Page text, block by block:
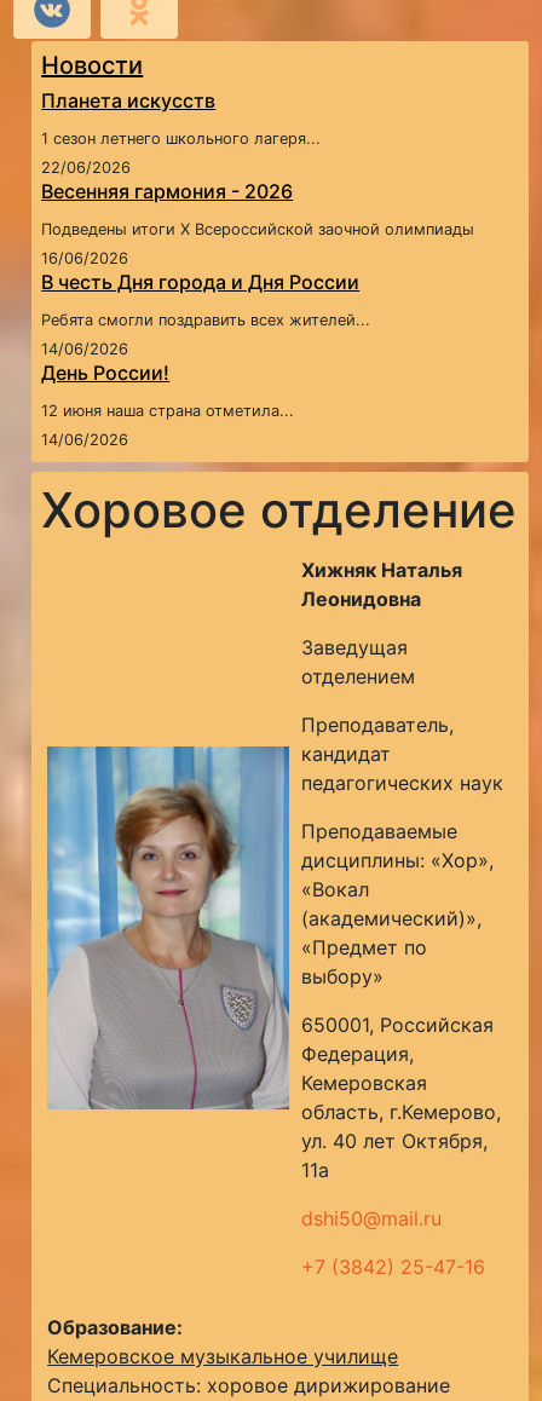
Новости
Планета искусств
1 сезон летнего школьного лагеря...
22/06/2026
Весенняя гармония - 2026
Подведены итоги X Всероссийской заочной олимпиады
16/06/2026
В честь Дня города и Дня России
Ребята смогли поздравить всех жителей...
14/06/2026
День России!
12 июня наша страна отметила...
14/06/2026
Хоровое отделение
Хижняк Наталья
Леонидовна
Заведущая
отделением
Преподаватель,
кандидат
педагогических наук
Преподаваемые
дисциплины: «Хор»,
«Вокал
(академический)»,
«Предмет по
выбору»
650001, Российская
Федерация,
Кемеровская
область, г.Кемерово,
ул. 40 лет Октября,
11а
dshi50@mail.ru
+7 (3842) 25-47-16
Образование:
Кемеровское музыкальное училище
Специальность: хоровое дирижирование